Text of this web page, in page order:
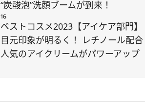
“炭酸泡”洗顔ブームが到来！
16
ベストコスメ2023【アイケア部門】
目元印象が明るく！ レチノール配合
人気のアイクリームがパワーアップ